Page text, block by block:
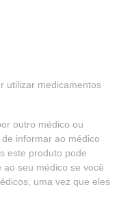
utilizar medicamentos
outro médico ou
informar ao médico
este produto pode
seu médico se você
uma vez que eles